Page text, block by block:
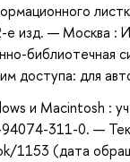
изд. — Москва
доступа: для
и Macintosh
311-0. —
1153 (дата